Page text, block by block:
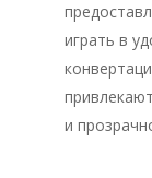
играть в
и